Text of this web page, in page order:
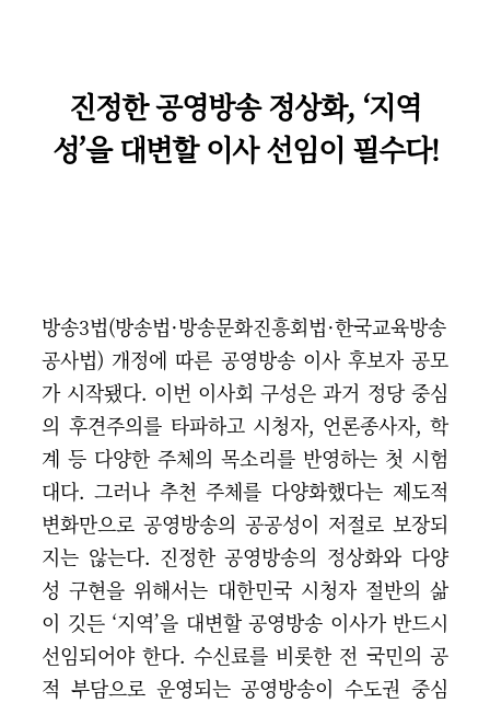
진정한 공영방송 정상화, ‘지역
성’을 대변할 이사 선임이 필수다!
방송3법(방송법·방송문화진흥회법·한국교육방송
공사법) 개정에 따른 공영방송 이사 후보자 공모
가 시작됐다. 이번 이사회 구성은 과거 정당 중심
의 후견주의를 타파하고 시청자, 언론종사자, 학
계 등 다양한 주체의 목소리를 반영하는 첫 시험
대다. 그러나 추천 주체를 다양화했다는 제도적
변화만으로 공영방송의 공공성이 저절로 보장되
지는 않는다. 진정한 공영방송의 정상화와 다양
성 구현을 위해서는 대한민국 시청자 절반의 삶
이 깃든 ‘지역’을 대변할 공영방송 이사가 반드시
선임되어야 한다. 수신료를 비롯한 전 국민의 공
적 부담으로 운영되는 공영방송이 수도권 중심